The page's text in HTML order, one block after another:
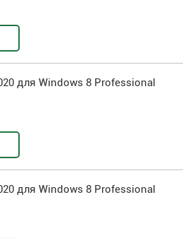
для Windows 8 Professional
для Windows 8 Professional